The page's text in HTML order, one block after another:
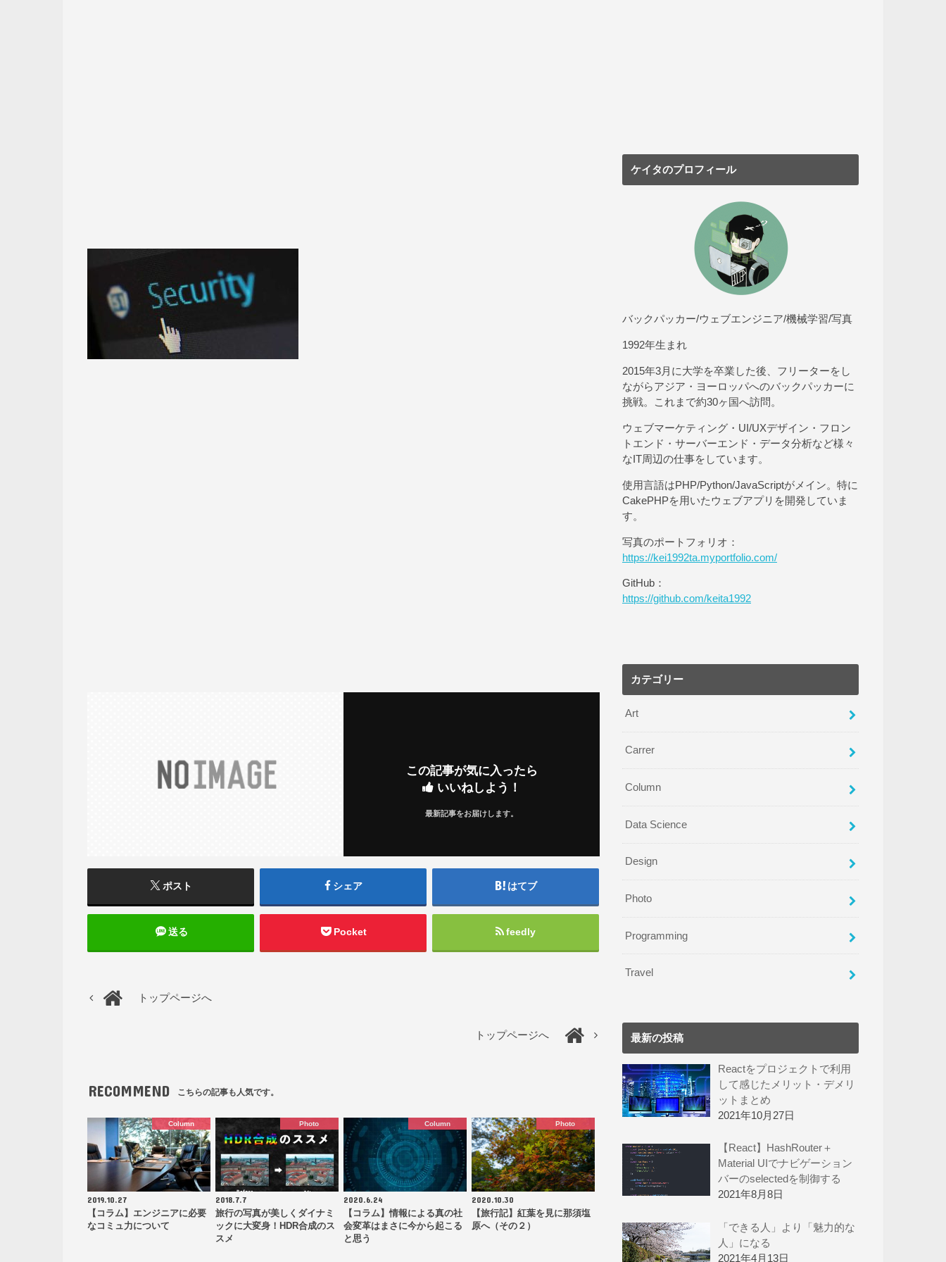
この記事が気に入ったら
いいねしよう！
最新記事をお届けします。
ポスト シェア はてブ
送る Pocket feedly
トップページへ
トップページへ
RECOMMEND こちらの記事も人気です。
Column
2019.10.27
【コラム】エンジニアに必要
なコミュ力について
Photo
2018.7.7
旅行の写真が美しくダイナミ
ックに大変身！HDR合成のス
スメ
Column
2020.6.24
【コラム】情報による真の社
会変革はまさに今から起こる
と思う
Photo
2020.10.30
【旅行記】紅葉を見に那須塩
原へ（その２）
ケイタのプロフィール
バックパッカー/ウェブエンジニア/機械学習/写真
1992年生まれ
2015年3月に大学を卒業した後、フリーターをし
ながらアジア・ヨーロッパへのバックパッカーに
挑戦。これまで約30ヶ国へ訪問。
ウェブマーケティング・UI/UXデザイン・フロン
トエンド・サーバーエンド・データ分析など様々
なIT周辺の仕事をしています。
使用言語はPHP/Python/JavaScriptがメイン。特に
CakePHPを用いたウェブアプリを開発していま
す。
写真のポートフォリオ：
https://kei1992ta.myportfolio.com/
GitHub：
https://github.com/keita1992
カテゴリー
Art
Carrer
Column
Data Science
Design
Photo
Programming
Travel
最新の投稿
Reactをプロジェクトで利用
して感じたメリット・デメリ
ットまとめ
2021年10月27日
【React】HashRouter＋
Material UIでナビゲーション
バーのselectedを制御する
2021年8月8日
「できる人」より「魅力的な
人」になる
2021年4月13日